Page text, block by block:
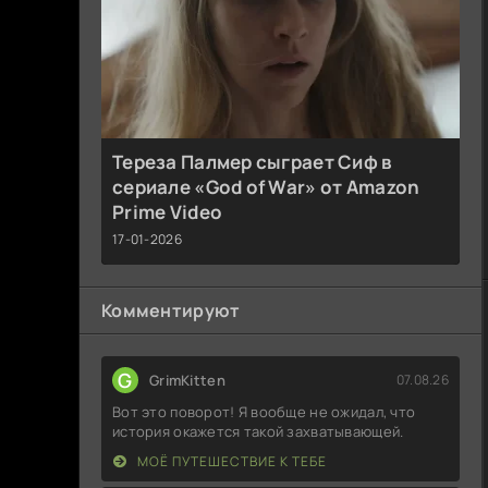
Тереза Палмер сыграет Сиф в
сериале «God of War» от Amazon
Prime Video
17-01-2026
Комментируют
G GrimKitten 07.08.26
Вот это поворот! Я вообще не ожидал, что
история окажется такой захватывающей.
МОЁ ПУТЕШЕСТВИЕ К ТЕБЕ